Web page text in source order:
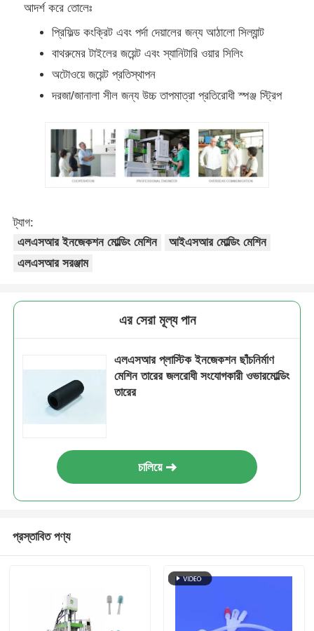
আদর্শ করে তোলেঃ
প্রিফিল্ড কংক্রিট এবং পর্দা দেয়ালের জন্য আঠালো সিল্যান্ট
বাথরুমের টাইলের জয়েন্ট এবং স্যানিটারি ওয়ার সিলিং
অটোওয়ে জয়েন্ট প্রতিস্থাপন
দরজা/জানালা সীল জন্য উচ্চ তাপমাত্রা প্রতিরোধী স্পঞ্জ স্ট্রিপ
ট্যাগ:
এলএসআর ইনজেকশন মোল্ডিং মেশিন
আইএসআর মোল্ডিং মেশিন
এলএসআর সরঞ্জাম
এর সেরা মূল্য পান
এলএসআর প্লাস্টিক ইনজেকশন ছাঁচনির্মাণ
মেশিন তারের জলরোধী সংযোগকারী ওভারমোল্ডিং
তারের
চালিয়ে
প্রস্তাবিত পণ্য